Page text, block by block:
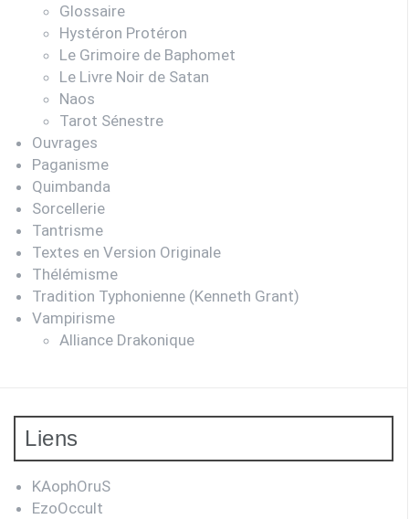
Glossaire
Hystéron Protéron
Le Grimoire de Baphomet
Le Livre Noir de Satan
Naos
Tarot Sénestre
Ouvrages
Paganisme
Quimbanda
Sorcellerie
Tantrisme
Textes en Version Originale
Thélémisme
Tradition Typhonienne (Kenneth Grant)
Vampirisme
Alliance Drakonique
Liens
KAophOruS
EzoOccult